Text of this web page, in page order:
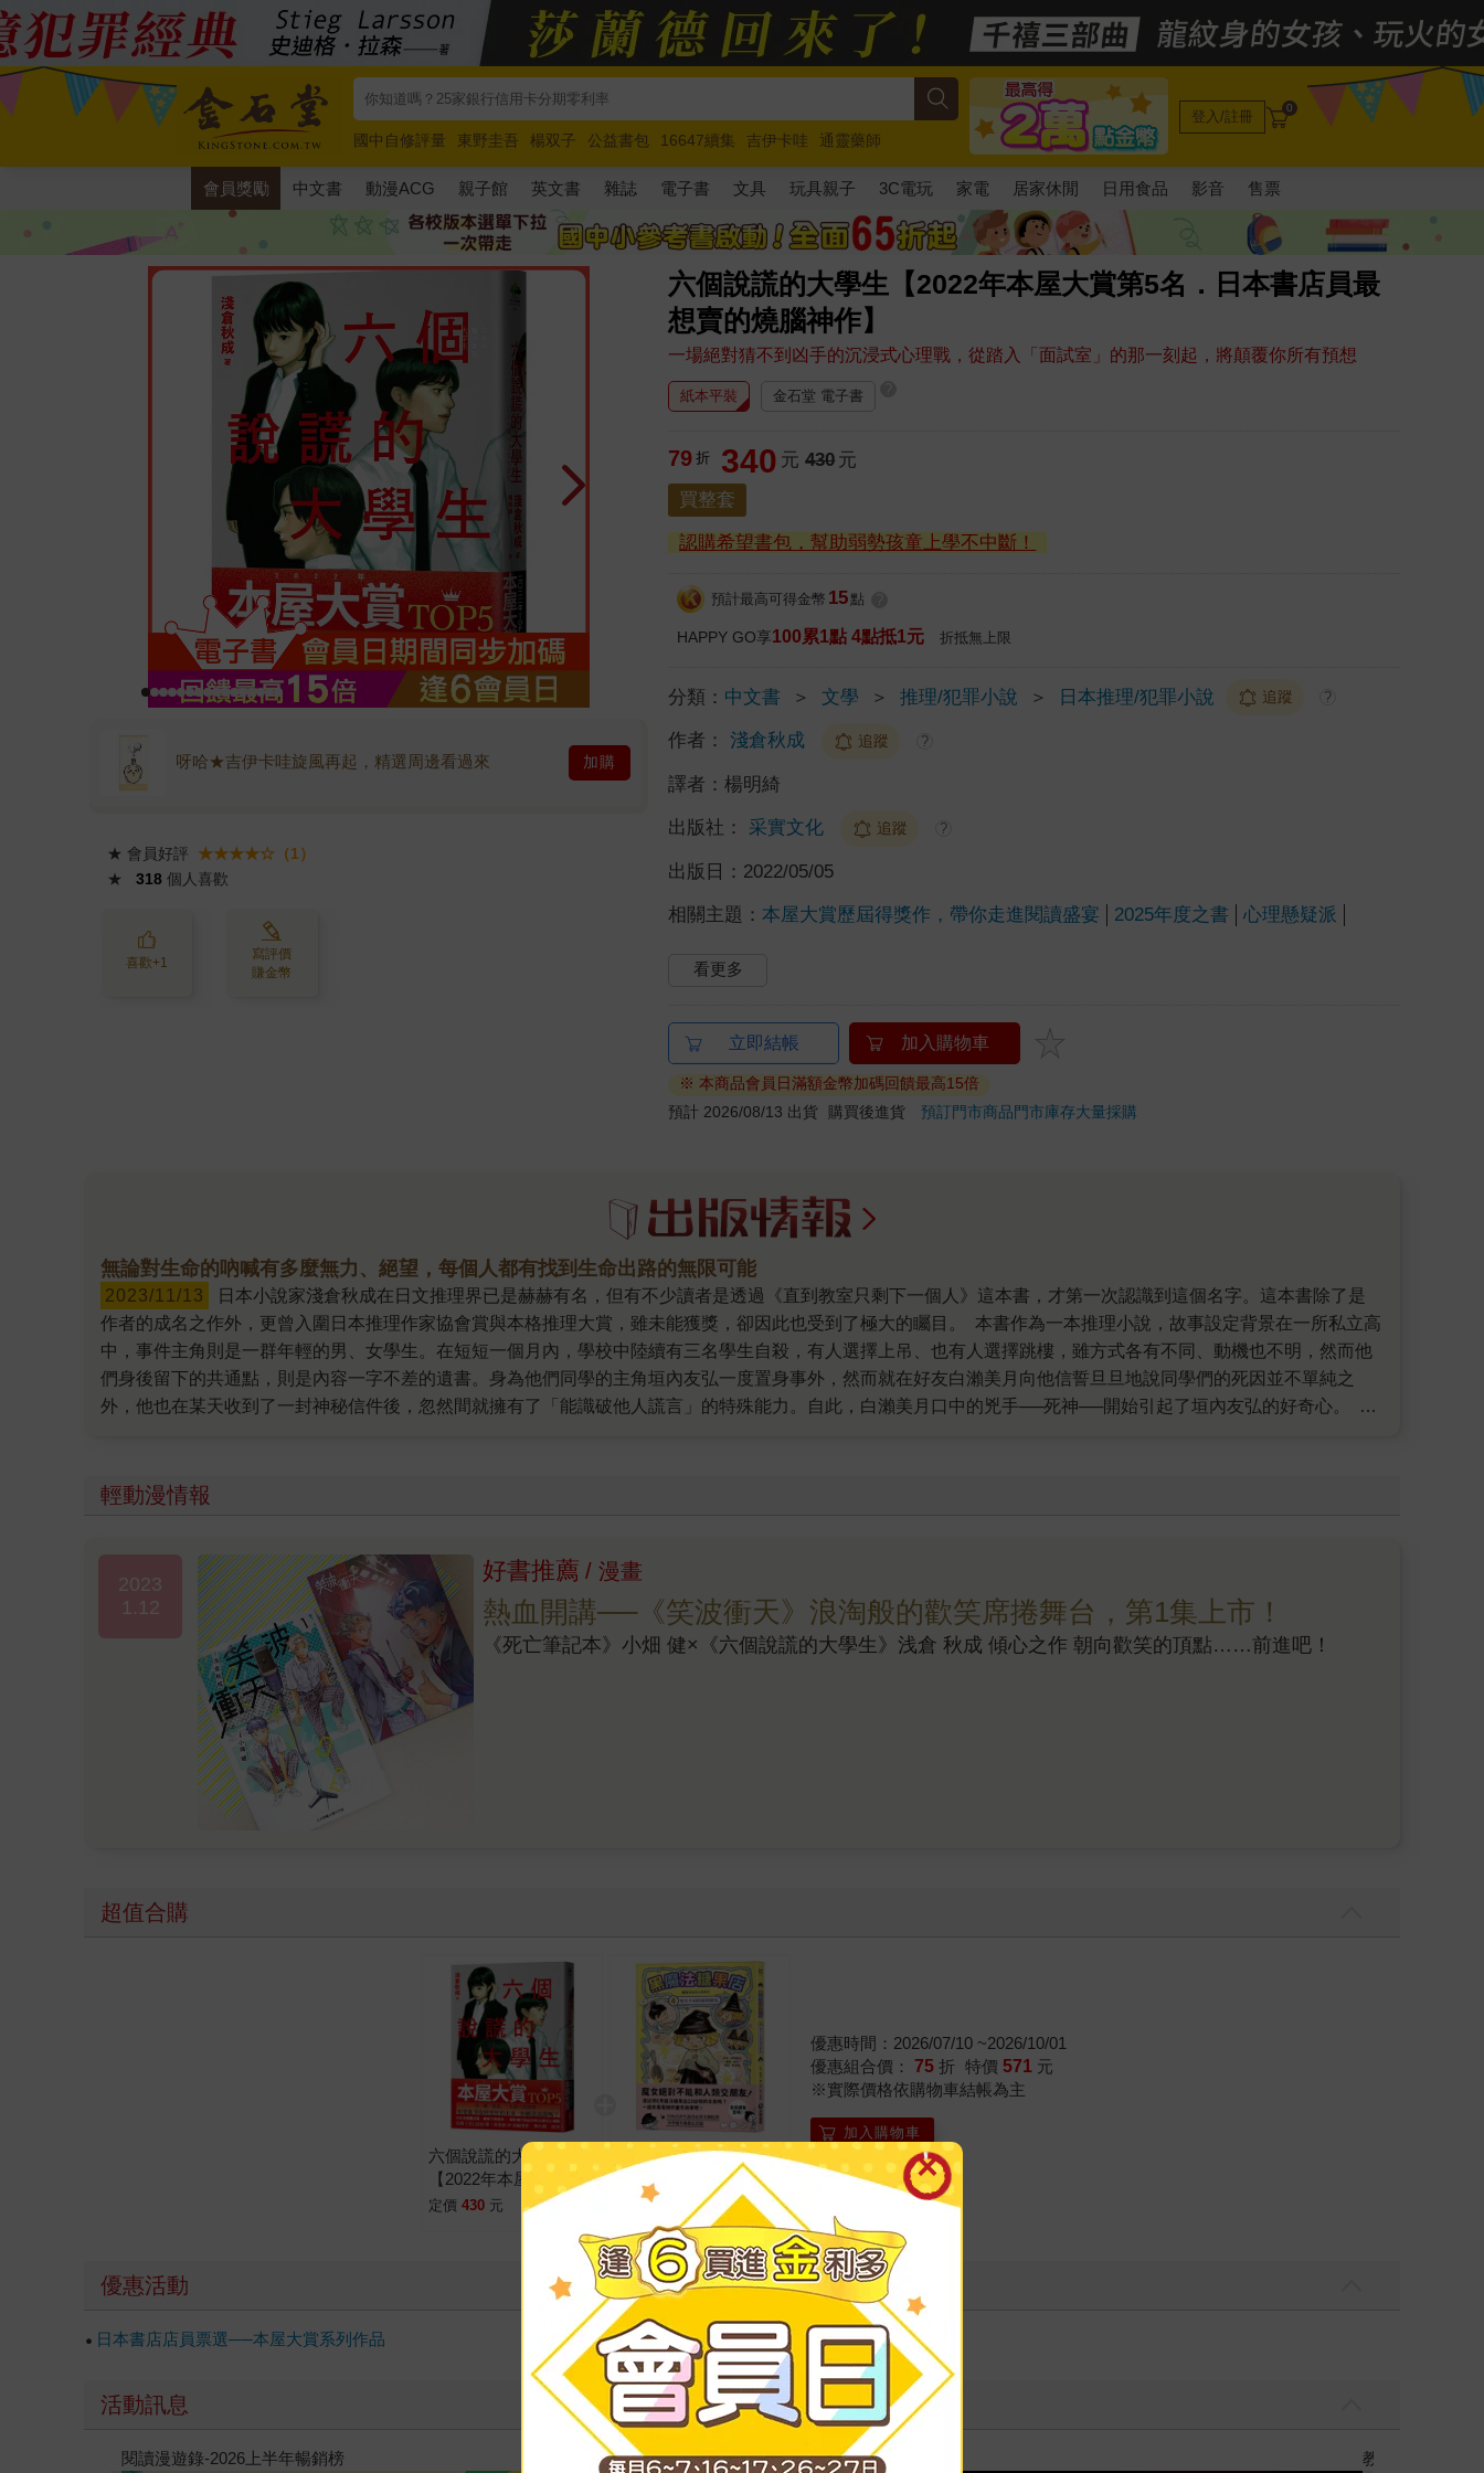
國中自修評量 東野圭吾 楊双子 公益書包 16647續集 吉伊卡哇
通靈藥師
唯紅花綻放
奧德賽 路邊攤新作 馬斯克 玩具總動員5 超慢跑
登入/註冊 0
會員獎勵 中文書 動漫ACG 親子館 英文書 雜誌 電子書 文具 玩具親子 3C電玩 家電 居家休閒 日用食品 影音 售票
六個說謊的大學生【2022年本屋大賞第5名．日本書店員最
想賣的燒腦神作】
一場絕對猜不到凶手的沉浸式心理戰，從踏入「面試室」的那一刻起，將顛覆你所有預想
呀哈★吉伊卡哇旋風再起，精選周邊看過來 加購
★ 會員好評
★★★★☆（1）
★
318 個人喜歡
喜歡+1
寫評價
賺金幣
紙本平裝 金石堂 電子書
79 折 340 元 430 元
買整套
認購希望書包，幫助弱勢孩童上學不中斷！
預計最高可得金幣 15 點
HAPPY GO享100累1點 4點抵1元 折抵無上限
分類： 中文書 ＞ 文學 ＞ 推理/犯罪小說 ＞ 日本推理/犯罪小說 追蹤 ?
作者： 淺倉秋成 追蹤 ?
譯者：楊明綺
出版社： 采實文化 追蹤 ?
出版日： 2022/05/05
相關主題： 本屋大賞歷屆得獎作，帶你走進閱讀盛宴 2025年度之書 心理懸疑派
看更多
立即結帳 加入購物車
※ 本商品會員日滿額金幣加碼回饋最高15倍
預計 2026/08/13 出貨
購買後進貨預訂門市商品門市庫存大量採購
無論對生命的吶喊有多麼無力、絕望，每個人都有找到生命出路的無限可能
2023/11/13
作者的成名之作外，更曾入圍日本推理作家協會賞與本格推理大賞，雖未能獲獎，卻因此也受到了極大的矚目。 本書作為一本推理小說，故事設定背景在一所私立高
中，事件主角則是一群年輕的男、女學生。在短短一個月內，學校中陸續有三名學生自殺，有人選擇上吊、也有人選擇跳樓，雖方式各有不同、動機也不明，然而他
們身後留下的共通點，則是內容一字不差的遺書。身為他們同學的主角垣內友弘一度置身事外，然而就在好友白瀨美月向他信誓旦旦地說同學們的死因並不單純之
外，他也在某天收到了一封神秘信件後，忽然間就擁有了「能識破他人謊言」的特殊能力。自此，白瀨美月口中的兇手──死神──開始引起了垣內友弘的好奇心。 直
折之外，他也讓書中一一現形的各種校園問題，徹底浮上檯面。故事一路從校園裡的學生自殺案件、在限定學生中傳遞的特殊超能力、號稱最團結最有愛最棒的班
嗎？就在這樣載浮載沉的思緒中，即便死亡陰影籠罩，但究竟誰才是真正的凶手，甚至令人有種已經不再重要的恍惚感。 無庸置疑地，《直到教室只剩下一個人》為
讀者帶來了極大的閱讀樂趣，然而作者也同時藉由書中那雙「死神」的手，一針見血地點出了每個人在青春時期都有過的苦悶，與內心深處都曾有過的人生探問。本
作品作為一本邏輯嚴謹的本格推理小說，無論從哪一個層面，都高度發揮了其特殊且令人印象深刻的文學成就。透過這本小說，或許作者企圖讓讀者們理解的真相只
有一個，那就是無論對自己生命的吶喊有多麼無力、絕望，但每個人依舊保有找到自己生命出路的無限可能。
輕動漫情報
2023
1.12
好書推薦 / 漫畫
熱血開講──《笑波衝天》浪淘般的歡笑席捲舞台，第1集上市！
《死亡筆記本》小畑 健×《六個說謊的大學生》浅倉 秋成 傾心之作 朝向歡笑的頂點……前進吧！
超值合購
六個說謊的大學生
【2022年本屋大賞第5
名．日本書店員最想賣
定價 430 元
黑魔法糖果店4：魔女
小菊的祕密餅乾
330
優惠時間：2026/07/10 ~2026/10/01
優惠組合價： 75 折 特價 571 元
※實際價格依購物車結帳為主
加入購物車
優惠活動
日本書店店員票選──本屋大賞系列作品
活動訊息
教場電影版 十字殺手【艾迪．弗林系列 前傳】 世界上最透明